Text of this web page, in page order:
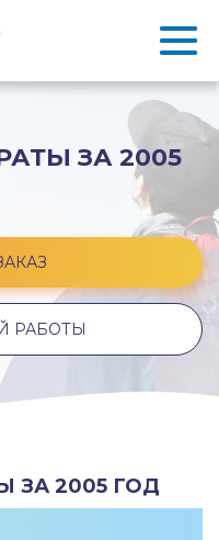
ЗА 2005
РАБОТЫ
ЗА 2005 ГОД